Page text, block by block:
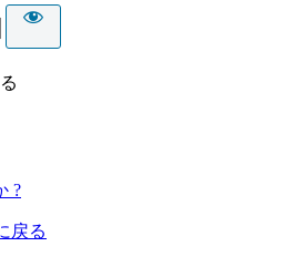
?
戻る